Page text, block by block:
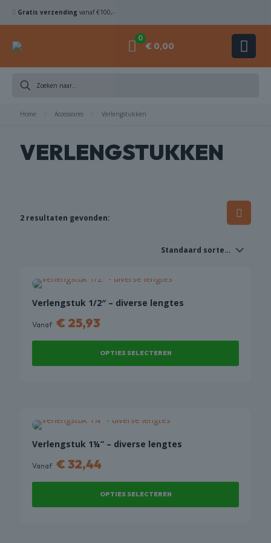
Gratis verzending vanaf €100,-
0
€ 0,00
Home Accessoires Verlengstukken
VERLENGSTUKKEN
2 resultaten gevonden:
Verlengstuk 1/2″ – diverse lengtes
Vanaf € 25,93
OPTIES SELECTEREN
variaties.
Deze
kan
gekozen
op
Verlengstuk 1¼” – diverse lengtes
Vanaf €32,44
OPTIES SELECTEREN
ZAAGBLADEN
KOMSCHIJVEN
DEALS